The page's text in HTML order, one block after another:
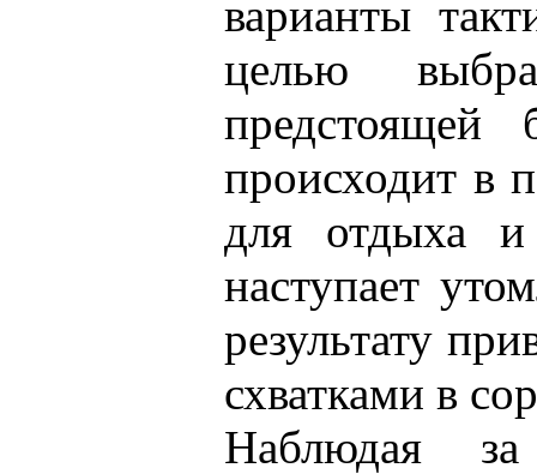
варианты
целью
предстоящей
происходит в
для отдыха и
наступает
результату
схватками в
Наблюдая